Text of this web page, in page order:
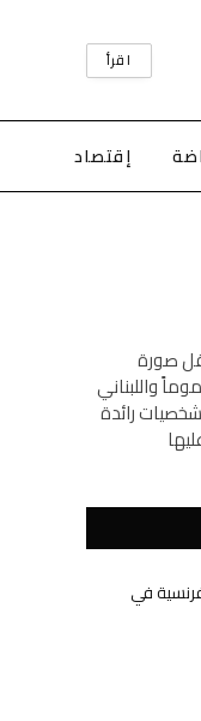
اقرأ
إقتصاد
صورة
واللبناني
رائدة
في